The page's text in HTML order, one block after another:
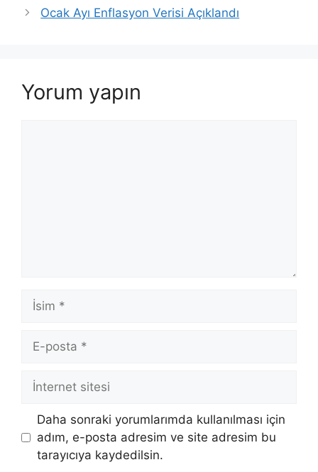
Ocak Ayı Enflasyon Verisi Açıklandı
Yorum yapın
İsim
posta
İnternet
Daha sonraki yorumlarımda kullanılması için
adım, e-posta adresim ve site adresim bu
tarayıcıya kaydedilsin.